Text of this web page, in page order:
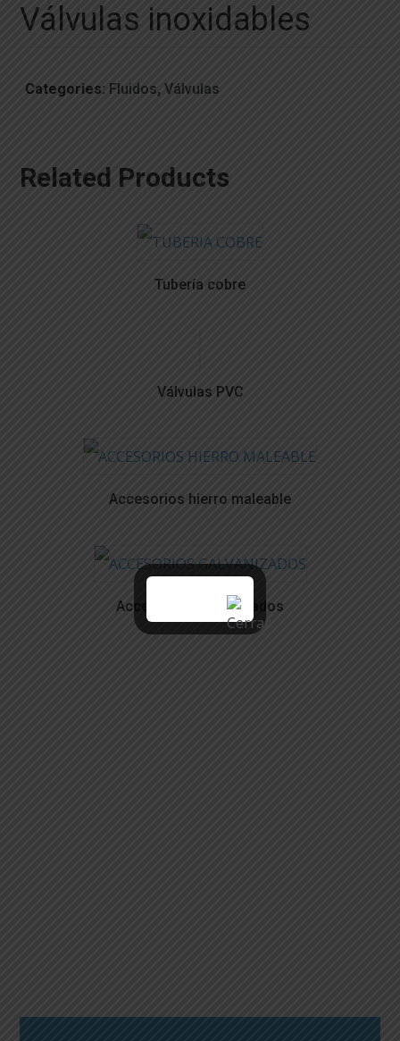
Válvulas inoxidables
Categories: Fluidos,Válvulas
Related Products
Tubería cobre
Válvulas PVC
Accesorios hierro maleable
Accesorios galvanizados